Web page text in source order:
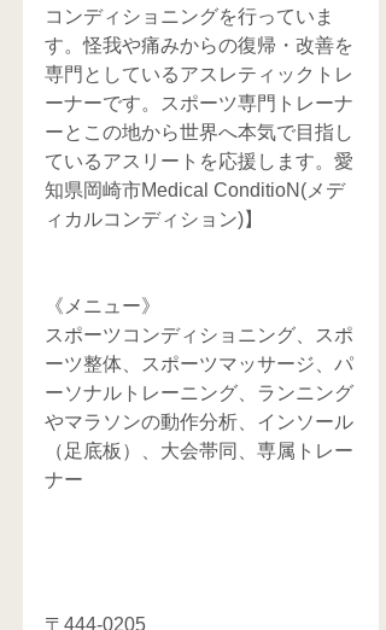
コンディショニングを行っていま
す。怪我や痛みからの復帰・改善を
専門としているアスレティックトレ
ーナーです。スポーツ専門トレーナ
ーとこの地から世界へ本気で目指し
ているアスリートを応援します。愛
知県岡崎市Medical ConditioN(メデ
ィカルコンディション)】
《メニュー》
スポーツコンディショニング、スポ
ーツ整体、スポーツマッサージ、パ
ーソナルトレーニング、ランニング
やマラソンの動作分析、インソール
（足底板）、大会帯同、専属トレー
ナー
〒444-0205